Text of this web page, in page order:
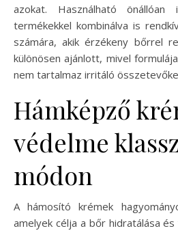
azokat. Használható
termékekkel kombinálva is
számára, akik érzékeny bőrrel
különösen ajánlott, mivel
nem tartalmaz irritáló
Hámképző
védelme
módon
A hámosító krémek
amelyek célja a bőr hidratálása